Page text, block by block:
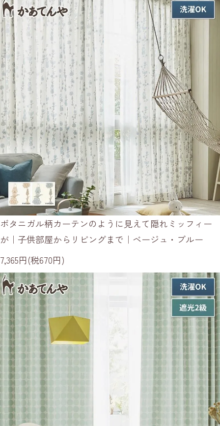
ボタニガル柄カーテンのように見えて隠れミッフィー
が｜子供部屋からリビングまで｜ベージュ・ブルー
7,365円(税670円)